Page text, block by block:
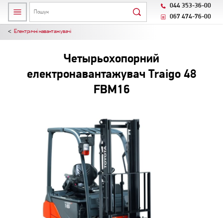
044 353-36-00
067 474-76-00
Електричні навантажувачі
Четырьохопорний
електронавантажувач Traigo 48
FBM16